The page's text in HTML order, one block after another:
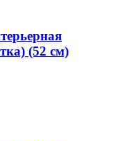
(52 см)